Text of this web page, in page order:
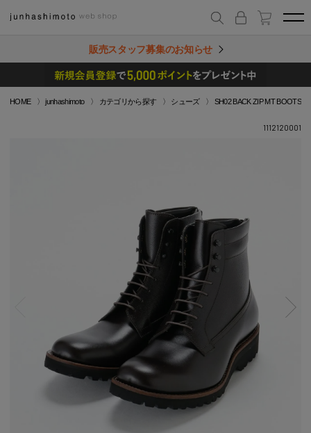
販売スタッフ募集のお知らせ
HOME junhashimoto カテゴリから探す シューズ SH02 BACK ZIP MT BOOTS
1112120001